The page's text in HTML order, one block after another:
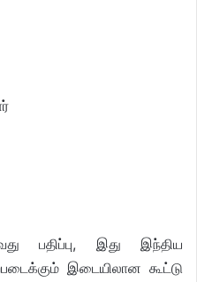
பதிப்பு, இது இந்திய
இடையிலான கூட்டு